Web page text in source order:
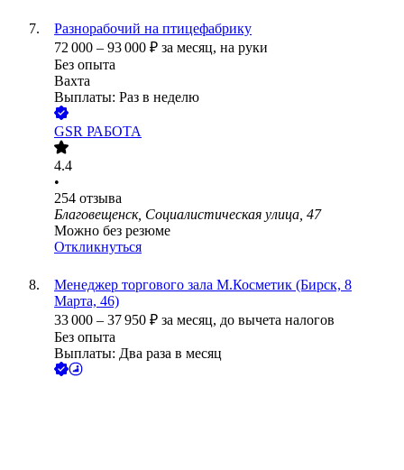
Разнорабочий на птицефабрику
72 000 – 93 000 ₽ за месяц, на руки
Без опыта
Вахта
Выплаты: Раз в неделю
GSR РАБОТА
4.4
•
254 отзыва
Благовещенск, Социалистическая улица, 47
Можно без резюме
Откликнуться
Менеджер торгового зала М.Косметик (Бирск, 8
Марта, 46)
33 000 – 37 950 ₽ за месяц, до вычета налогов
Без опыта
Выплаты: Два раза в месяц